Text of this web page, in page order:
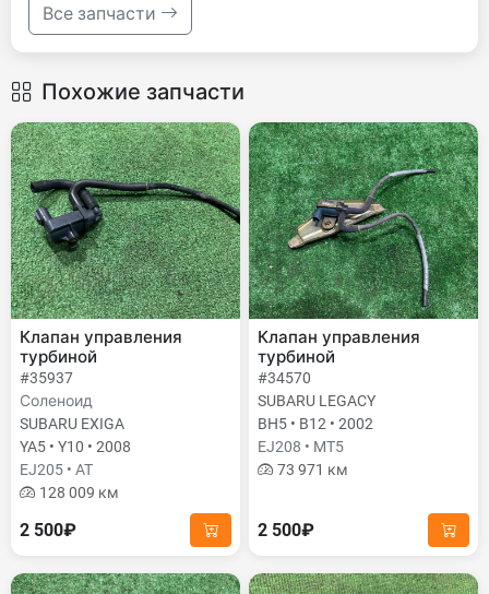
Все запчасти
Похожие запчасти
Клапан управления
турбиной
#35937
Соленоид
SUBARU EXIGA
YA5 • Y10 • 2008
EJ205 • AT
128 009 км
2 500₽
Клапан управления
турбиной
#34570
SUBARU LEGACY
BH5 • B12 • 2002
EJ208 • MT5
73 971 км
2 500₽